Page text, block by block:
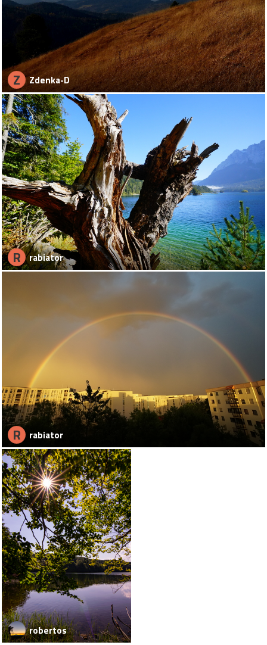
Z Zdenka-D
R rabiator
R rabiator
robertos